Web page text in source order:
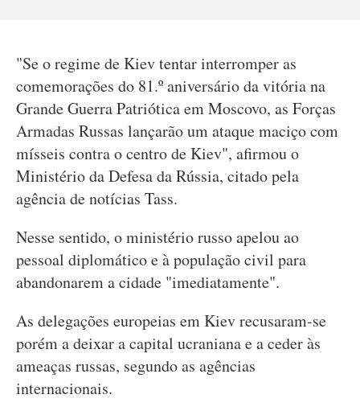
"Se o regime de Kiev tentar interromper as
comemorações do 81.º aniversário da vitória na
Grande Guerra Patriótica em Moscovo, as Forças
Armadas Russas lançarão um ataque maciço com
mísseis contra o centro de Kiev", afirmou o
Ministério da Defesa da Rússia, citado pela
agência de notícias Tass.
Nesse sentido, o ministério russo apelou ao
pessoal diplomático e à população civil para
abandonarem a cidade "imediatamente".
As delegações europeias em Kiev recusaram-se
porém a deixar a capital ucraniana e a ceder às
ameaças russas, segundo as agências
internacionais.